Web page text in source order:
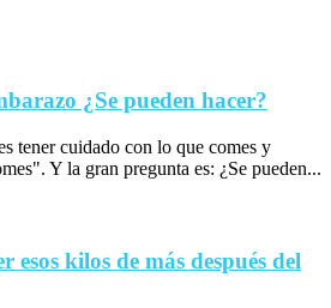
¿Se pueden hacer?
tener cuidado con lo que comes y
Y la gran pregunta es: ¿Se pueden...
esos kilos de más después del